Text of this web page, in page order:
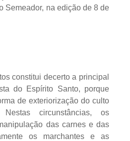
Semeador, na edição de 8 de
constitui decerto a principal
do Espírito Santo, porque
de exteriorização do culto
circunstâncias, os
das carnes e das
os marchantes e as